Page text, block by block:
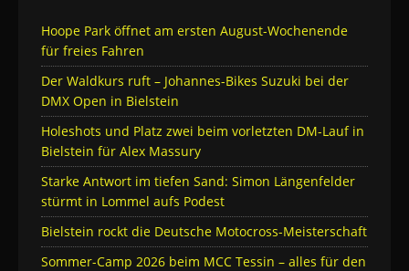
Hoope Park öffnet am ersten August-Wochenende
für freies Fahren
Der Waldkurs ruft – Johannes-Bikes Suzuki bei der
DMX Open in Bielstein
Holeshots und Platz zwei beim vorletzten DM-Lauf in
Bielstein für Alex Massury
Starke Antwort im tiefen Sand: Simon Längenfelder
stürmt in Lommel aufs Podest
Bielstein rockt die Deutsche Motocross-Meisterschaft
Sommer-Camp 2026 beim MCC Tessin – alles für den